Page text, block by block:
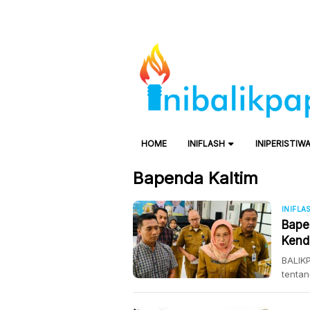
HOME INIFLASH INIPERISTIWA
Bapenda Kaltim